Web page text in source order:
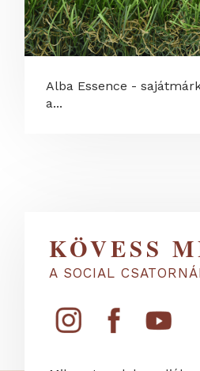
Alba Essence -
a...
KÖVESS
A SOCIAL